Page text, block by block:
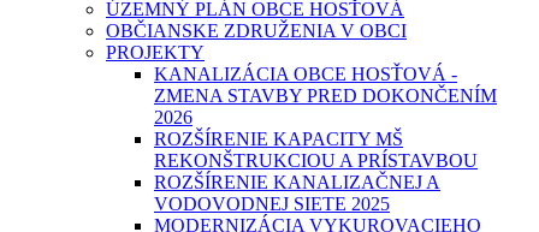
ÚZEMNÝ PLÁN OBCE HOSŤOVÁ
OBČIANSKE ZDRUŽENIA V OBCI
PROJEKTY
KANALIZÁCIA OBCE HOSŤOVÁ -
ZMENA STAVBY PRED DOKONČENÍM
2026
ROZŠÍRENIE KAPACITY MŠ
REKONŠTRUKCIOU A PRÍSTAVBOU
ROZŠÍRENIE KANALIZAČNEJ A
VODOVODNEJ SIETE 2025
MODERNIZÁCIA VYKUROVACIEHO